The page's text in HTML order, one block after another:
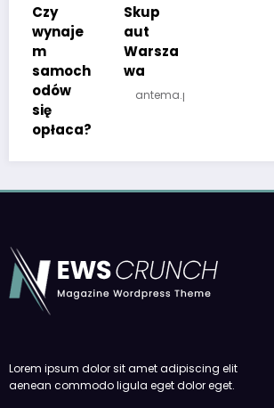
Czy
wynaje
m
samoch
odów
się
opłaca?
Skup
aut
Warsza
wa
antema.pl
Lorem ipsum dolor sit amet adipiscing elit
aenean commodo ligula eget dolor eget.